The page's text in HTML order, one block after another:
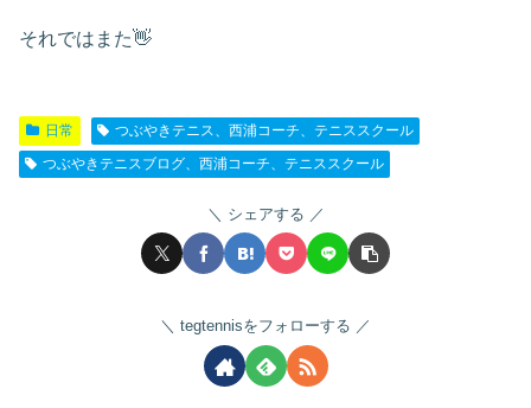
それではまた👋
日常
つぶやきテニス、西浦コーチ、テニススクール
つぶやきテニスブログ、西浦コーチ、テニススクール
シェアする
tegtennisをフォローする